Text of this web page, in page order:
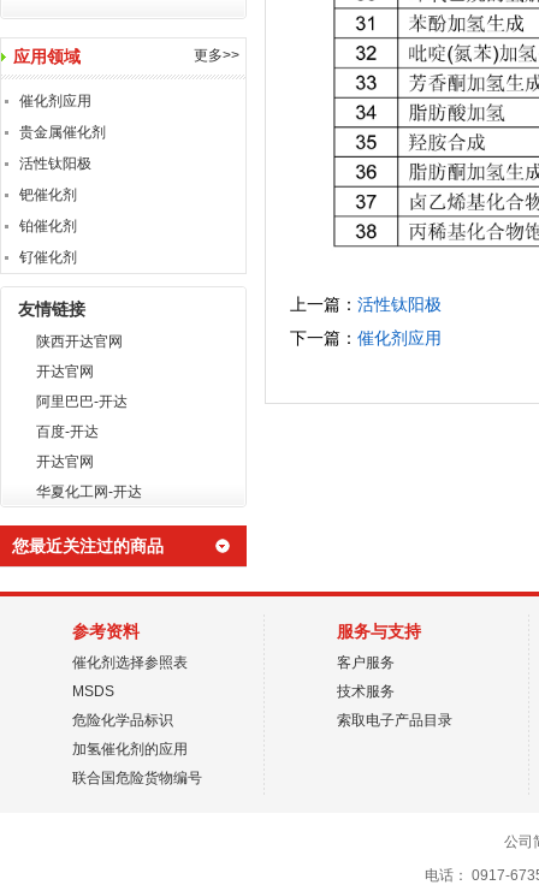
上一篇： 活性钛阳极
下一篇： 催化剂应用
应用领域 更多>>
催化剂应用
贵金属催化剂
活性钛阳极
钯催化剂
铂催化剂
钌催化剂
友情链接
陕西开达官网
开达官网
阿里巴巴-开达
百度-开达
开达官网
华夏化工网-开达
您最近关注过的商品
参考资料
催化剂选择参照表
MSDS
危险化学品标识
加氢催化剂的应用
联合国危险货物编号
服务与支持
客户服务
技术服务
索取电子产品目录
公司
电话： 0917-